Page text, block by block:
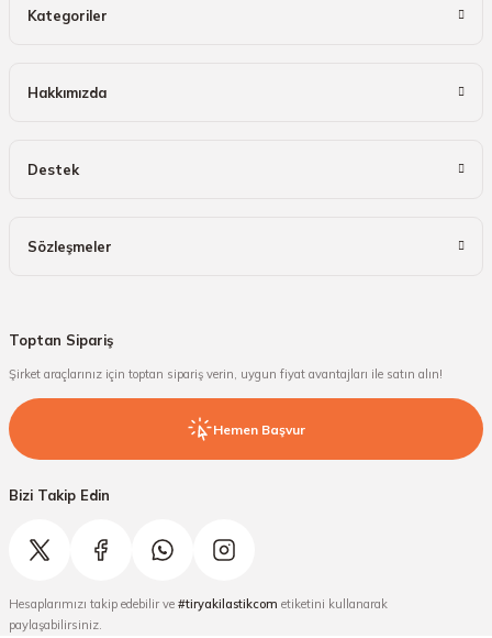
Kategoriler
Hakkımızda
Destek
Sözleşmeler
Toptan Sipariş
Şirket araçlarınız için toptan sipariş verin, uygun fiyat avantajları ile satın alın!
Hemen Başvur
Bizi Takip Edin
Hesaplarımızı takip edebilir ve #tiryakilastikcom etiketini kullanarak
paylaşabilirsiniz.